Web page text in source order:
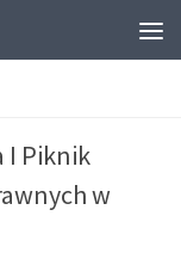
I Piknik
w